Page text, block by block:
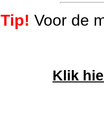
Tip! Voor de
Klik